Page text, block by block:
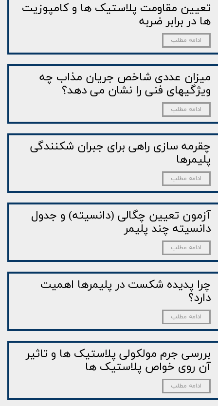
تعیین مقاومت پلاستیک ها و کامپوزیت
ها در برابر ضربه
ادامه مطلب
میزان عددی شاخص جریان مذاب چه
ویژگی­­های فنی را نشان می­ دهد؟
ادامه مطلب
چقرمه سازی راهی برای جبران شکنندگی
پلیمرها
ادامه مطلب
آزمون تعیین چگالی (دانسیته) و جدول
دانسیته چند پلیمر
ادامه مطلب
چرا پدیده شکست در پلیمرها اهمیت
دارد؟
ادامه مطلب
بررسی جرم مولکولی پلاستیک ها و تاثیر
آن روی خواص پلاستیک ها
ادامه مطلب